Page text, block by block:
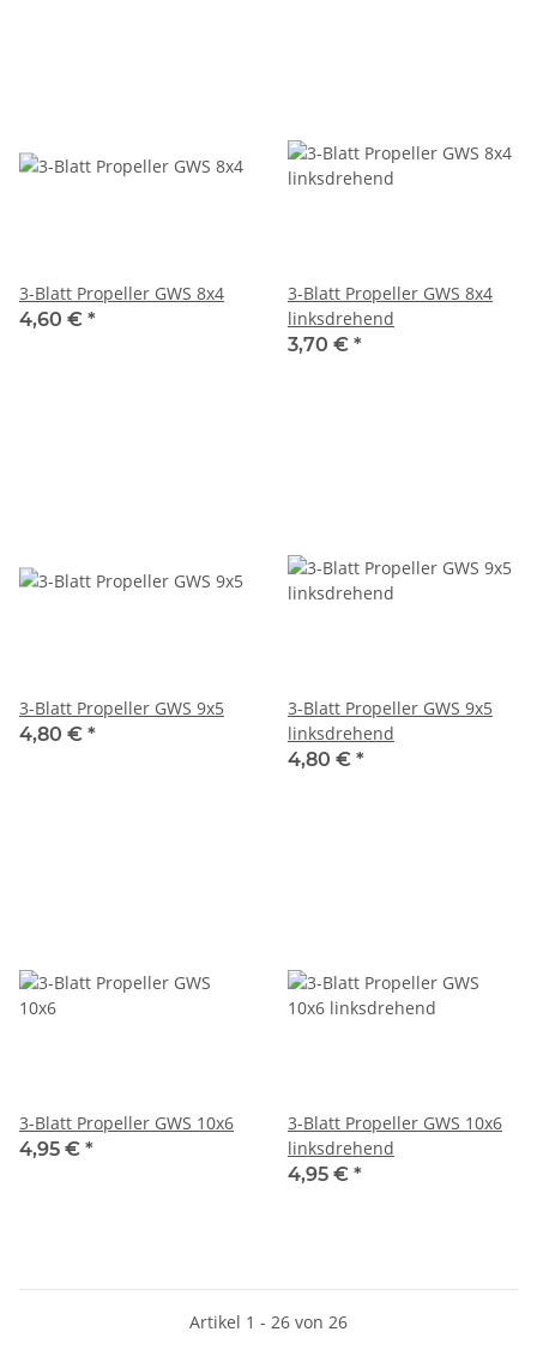
3-Blatt Propeller GWS 8x4
4,60 € *
3-Blatt Propeller GWS 8x4
linksdrehend
3,70 € *
3-Blatt Propeller GWS 9x5
4,80 € *
3-Blatt Propeller GWS 9x5
linksdrehend
4,80 € *
3-Blatt Propeller GWS 10x6
4,95 € *
3-Blatt Propeller GWS 10x6
linksdrehend
4,95 € *
Artikel 1 - 26 von 26